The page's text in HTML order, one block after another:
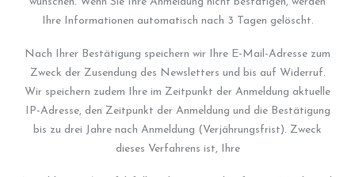
Ihre Informationen automatisch nach 3 Tagen gelöscht.
Nach Ihrer Bestätigung speichern wir Ihre E-Mail-Adresse zum
Zweck der Zusendung des Newsletters und bis auf Widerruf.
Wir speichern zudem Ihre im Zeitpunkt der Anmeldung aktuelle
IP-Adresse, den Zeitpunkt der Anmeldung und die Bestätigung
bis zu drei Jahre nach Anmeldung (Verjährungsfrist). Zweck
dieses Verfahrens ist, Ihre